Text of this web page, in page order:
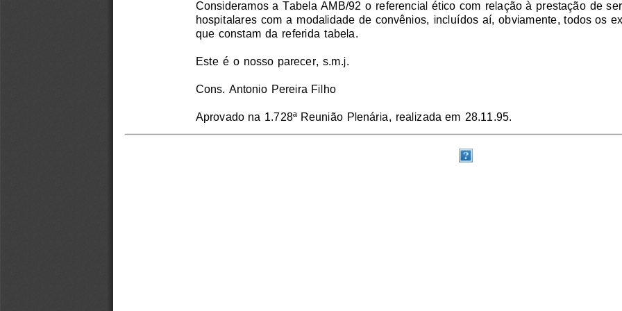
Consideramos a Tabela AMB/92 o referencial ético com relação à prestação de
hospitalares com a modalidade de convênios, incluídos aí, obviamente, todos os
que constam da referida tabela.
Este é o nosso parecer, s.m.j.
Cons. Antonio Pereira Filho
Aprovado na 1.728ª Reunião Plenária, realizada em 28.11.95.